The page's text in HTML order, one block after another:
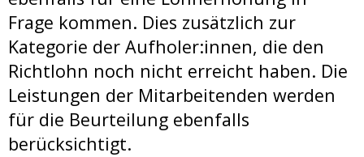
Frage kommen. Dies zusätzlich zur
Kategorie der Aufholer:innen, die den
Richtlohn noch nicht erreicht haben. Die
Leistungen der Mitarbeitenden werden
für die Beurteilung ebenfalls
berücksichtigt.